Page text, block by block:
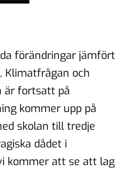
förändringar jämfört
Klimatfrågan och
är fortsatt på
kommer upp på
skolan till tredje
dådet i
kommer att se att lag